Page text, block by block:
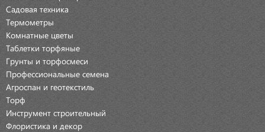
Садовая техника
Термометры
Комнатные цветы
Таблетки торфяные
Грунты и торфосмеси
Профессиональные семена
Агроспан и геотекстиль
Торф
Инструмент строительный
Флористика и декор